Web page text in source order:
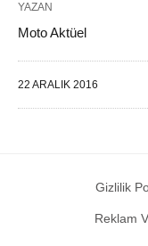
YAZAN
Moto Aktüel
22 ARALIK 2016
Gizlilik
Reklam